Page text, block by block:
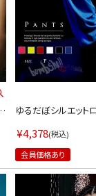
ゆるだぼシルエット
シェル】(フリーサイ
エロー/レッド/ピンク
¥4,378 税込
会員価格あり